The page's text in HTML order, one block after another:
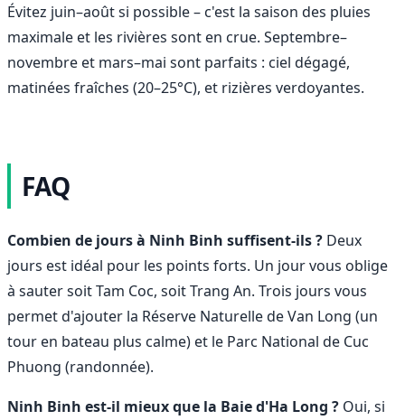
Évitez juin–août si possible – c'est la saison des pluies
maximale et les rivières sont en crue. Septembre–
novembre et mars–mai sont parfaits : ciel dégagé,
matinées fraîches (20–25°C), et rizières verdoyantes.
FAQ
Combien de jours à Ninh Binh suffisent-ils ? Deux
jours est idéal pour les points forts. Un jour vous oblige
à sauter soit Tam Coc, soit Trang An. Trois jours vous
permet d'ajouter la Réserve Naturelle de Van Long (un
tour en bateau plus calme) et le Parc National de Cuc
Phuong (randonnée).
Ninh Binh est-il mieux que la Baie d'Ha Long ? Oui, si